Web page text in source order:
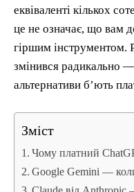
еквіваленті кількох
це не означає, що вам
гіршим інструментом.
змінився радикально —
альтернативи б’ють
Зміст
Чому платний
Google Gemini —